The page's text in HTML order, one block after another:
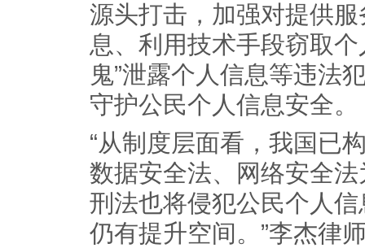
源头打击，加强对提供
息、利用技术手段窃取
鬼”泄露个人信息等违法
守护公民个人信息安全。
“从制度层面看，我国已
数据安全法、网络安全
刑法也将侵犯公民个人
仍有提升空间。”李杰律